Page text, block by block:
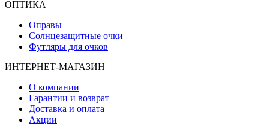
ОПТИКА
Оправы
Солнцезащитные очки
Футляры для очков
ИНТЕРНЕТ-МАГАЗИН
О компании
Гарантии и возврат
Доставка и оплата
Акции